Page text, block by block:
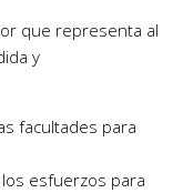
que representa al
y
facultades para
esfuerzos para